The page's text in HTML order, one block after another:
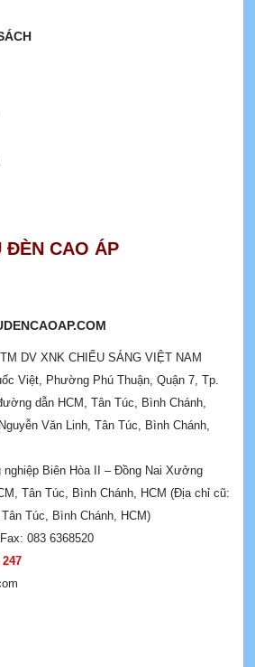
ĐÈN CAO ÁP
DV XNK CHIẾU SÁNG VIỆT NAM
Việt, Phường Phú Thuận, Quận 7, Tp.
dẫn HCM, Tân Túc, Bình Chánh,
Văn Linh, Tân Túc, Bình Chánh,
Biên Hòa II – Đồng Nai Xưởng
Tân Túc, Bình Chánh, HCM (Địa chỉ cũ:
Túc, Bình Chánh, HCM)
083 6368520